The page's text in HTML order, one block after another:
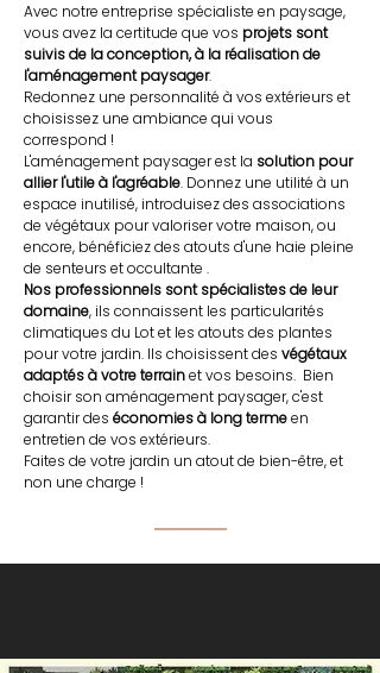
Avec notre entreprise spécialiste en paysage,
vous avez la certitude que vos projets sont
suivis de la conception, à la réalisation de
l'aménagement paysager.
Redonnez une personnalité à vos extérieurs et
choisissez une ambiance qui vous
correspond !
L'aménagement paysager est la solution pour
allier l'utile à l'agréable. Donnez une utilité à un
espace inutilisé, introduisez des associations
de végétaux pour valoriser votre maison, ou
encore, bénéficiez des atouts d'une haie pleine
de senteurs et occultante .
Nos professionnels sont spécialistes de leur
domaine, ils connaissent les particularités
climatiques du Lot et les atouts des plantes
pour votre jardin. Ils choisissent des végétaux
adaptés à votre terrainet vos besoins. Bien
choisir son aménagement paysager, c'est
garantir des économies à long termeen
entretien de vos extérieurs.
Faites de votre jardin un atout de bien-être, et
non une charge !